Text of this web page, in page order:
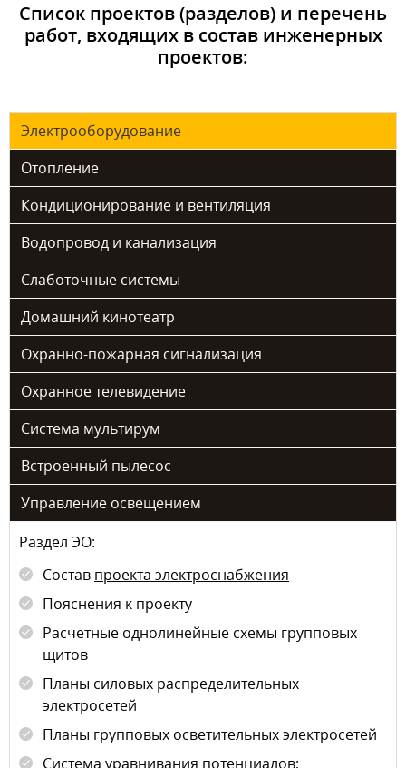
Список проектов (разделов) и перечень
работ, входящих в состав инженерных
проектов:
Электрооборудование
Отопление
Кондиционирование и вентиляция
Водопровод и канализация
Слаботочные системы
Домашний кинотеатр
Охранно-пожарная сигнализация
Охранное телевидение
Система мультирум
Встроенный пылесос
Управление освещением
Раздел ЭО:
Состав проекта электроснабжения
Пояснения к проекту
Расчетные однолинейные схемы групповых
щитов
Планы силовых распределительных
электросетей
Планы групповых осветительных электросетей
Система уравнивания потенциалов;